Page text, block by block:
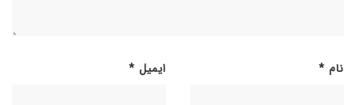
نام * ایمیل *